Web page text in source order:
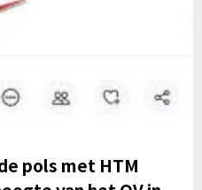
pols met HTM